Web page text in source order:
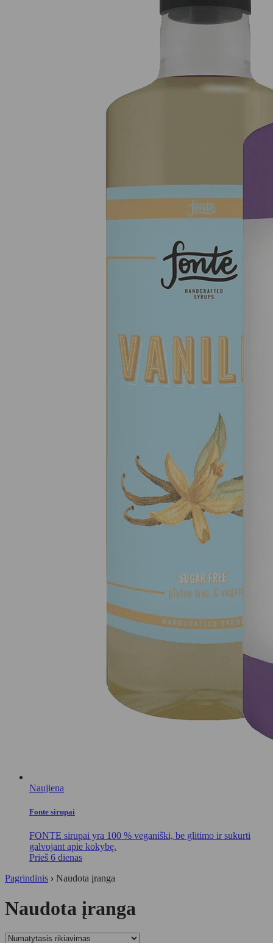
Naujiena
Fonte sirupai
FONTE sirupai yra 100 % veganiški, be glitimo ir sukurti
galvojant apie kokybę.
Prieš 6 dienas
Pagrindinis › Naudota įranga
Naudota įranga